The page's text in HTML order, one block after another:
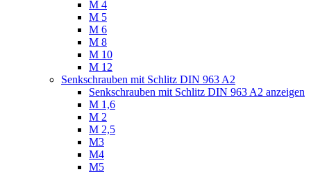
M 4
M 5
M 6
M 8
M 10
M 12
Senkschrauben mit Schlitz DIN 963 A2
Senkschrauben mit Schlitz DIN 963 A2 anzeigen
M 1,6
M 2
M 2,5
M3
M4
M5